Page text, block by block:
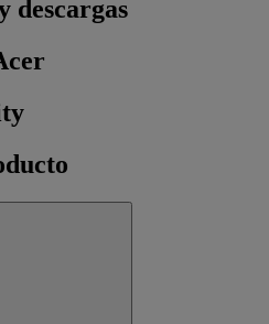
descargas